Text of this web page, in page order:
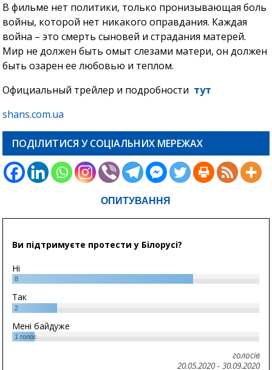
В фильме нет политики, только пронизывающая боль
войны, которой нет никакого оправдания. Каждая
война – это смерть сыновей и страдания матерей.
Мир не должен быть омыт слезами матери, он должен
быть озарен ее любовью и теплом.
Официальный трейлер и подробности тут
shans.com.ua
ПОДІЛИТИСЯ У СОЦІАЛЬНИХ МЕРЕЖАХ
ОПИТУВАННЯ
Ви підтримуєте протести у Білорусі?
Ні
8
Так
2
Мені байдуже
1 голос
голосів
20.05.2020- 30.09.2020